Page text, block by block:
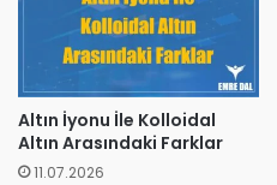
Altın İyonu İle Kolloidal
Altın Arasındaki Farklar
11.07.2026